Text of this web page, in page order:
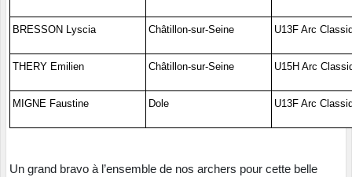
BRESSON Lyscia Châtillon-sur-Seine U13F Arc
THERY Emilien Châtillon-sur-Seine U15H Arc
MIGNE Faustine Dole U13F Arc
Un grand bravo à l’ensemble de nos archers pour cette belle